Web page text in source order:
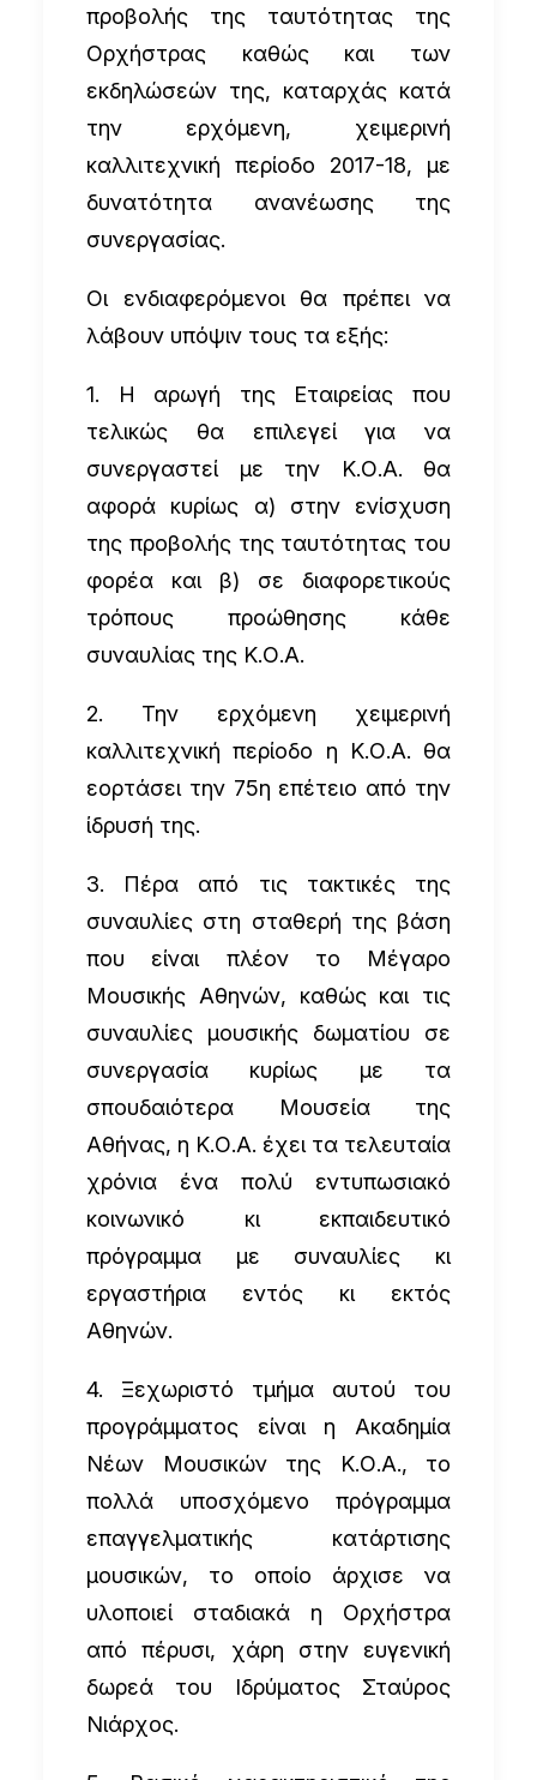
προβολής της ταυτότητας της
Ορχήστρας καθώς και των
εκδηλώσεών της, καταρχάς κατά
την ερχόμενη, χειμερινή
καλλιτεχνική περίοδο 2017-18, με
δυνατότητα ανανέωσης της
συνεργασίας.
Οι ενδιαφερόμενοι θα πρέπει να
λάβουν υπόψιν τους τα εξής:
1. Η αρωγή της Εταιρείας που
τελικώς θα επιλεγεί για να
συνεργαστεί με την Κ.Ο.Α. θα
αφορά κυρίως α) στην ενίσχυση
της προβολής της ταυτότητας του
φορέα και β) σε διαφορετικούς
τρόπους προώθησης κάθε
συναυλίας της Κ.Ο.Α.
2. Την ερχόμενη χειμερινή
καλλιτεχνική περίοδο η Κ.Ο.Α. θα
εορτάσει την 75η επέτειο από την
ίδρυσή της.
3. Πέρα από τις τακτικές της
συναυλίες στη σταθερή της βάση
που είναι πλέον το Μέγαρο
Μουσικής Αθηνών, καθώς και τις
συναυλίες μουσικής δωματίου σε
συνεργασία κυρίως με τα
σπουδαιότερα Μουσεία της
Αθήνας, η Κ.Ο.Α. έχει τα τελευταία
χρόνια ένα πολύ εντυπωσιακό
κοινωνικό κι εκπαιδευτικό
πρόγραμμα με συναυλίες κι
εργαστήρια εντός κι εκτός
Αθηνών.
4. Ξεχωριστό τμήμα αυτού του
προγράμματος είναι η Ακαδημία
Νέων Μουσικών της Κ.Ο.Α., το
πολλά υποσχόμενο πρόγραμμα
επαγγελματικής κατάρτισης
μουσικών, το οποίο άρχισε να
υλοποιεί σταδιακά η Ορχήστρα
από πέρυσι, χάρη στην ευγενική
δωρεά του Ιδρύματος Σταύρος
Νιάρχος.